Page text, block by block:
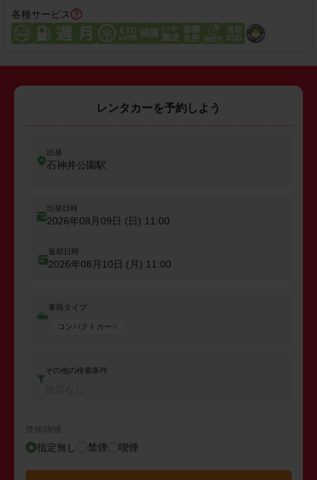
各種サービス
レンタカーを予約しよう
出発
石神井公園駅
出発日時
2026年08月09日 (日) 11:00
返却日時
2026年08月10日 (月) 11:00
車両タイプ
コンパクトカー
その他の検索条件
禁煙/喫煙
指定無し 禁煙 喫煙